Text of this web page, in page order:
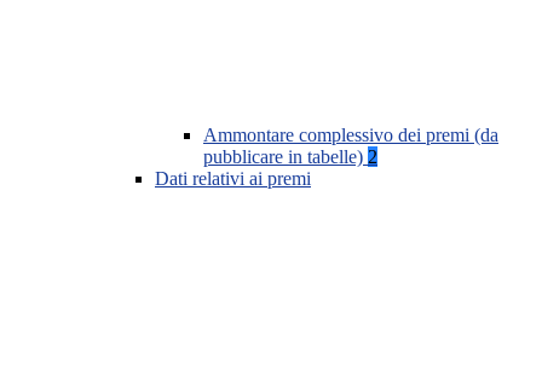
Ammontare complessivo dei premi (da
pubblicare in tabelle) 2
Dati relativi ai premi